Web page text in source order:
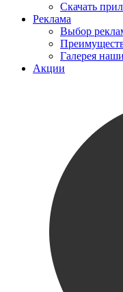
Скачать
Реклама
Выбор
Галерея
Акции